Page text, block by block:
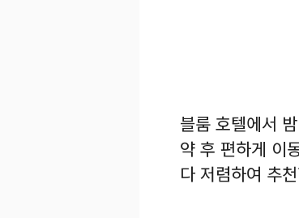
블룸 호텔에서
약 후 편하게 이
다 저렴하여 추